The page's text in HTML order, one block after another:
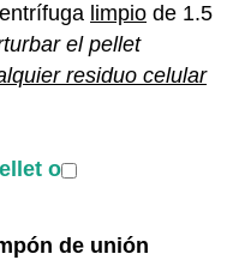
limpio de 1.5
el pellet
residuo celular
o
de unión